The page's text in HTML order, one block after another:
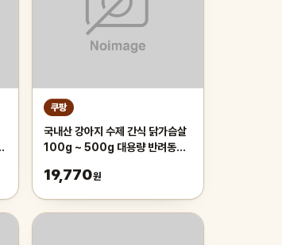
쿠팡
국내산 강아지 수제 간식 닭가슴살
100g ~ 500g 대용량 반려동물
개
19,770원